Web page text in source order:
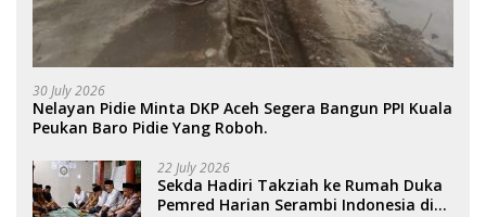
30 July 2026
Nelayan Pidie Minta DKP Aceh Segera Bangun PPI Kuala
Peukan Baro Pidie Yang Roboh.
22 July 2026
Sekda Hadiri Takziah ke Rumah Duka
Pemred Harian Serambi Indonesia di